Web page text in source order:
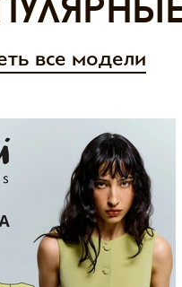
все модели